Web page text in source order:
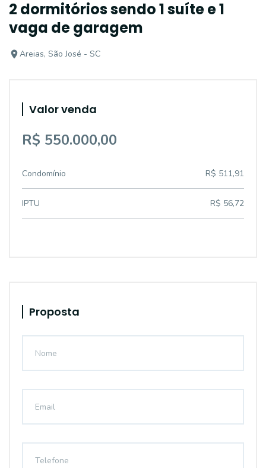
2 dormitórios sendo 1 suíte e 1
vaga de garagem
Areias, São José - SC
Valor venda
R$ 550.000,00
Condomínio R$ 511,91
IPTU R$ 56,72
Proposta